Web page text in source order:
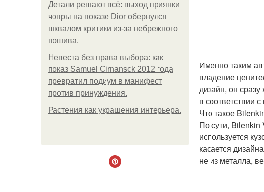
Детали решают всё: выход приянки
чопры на показе Dior обернулся
шквалом критики из-за небрежного
пошива.
Невеста без права выбора: как
показ Samuel Cirnansck 2012 года
превратил подиум в манифест
против принуждения.
Растения как украшения интерьера.
Именно таким
владение
дизайн, он сразу
в соответствии
Что такое
По сути, Bilenkin
используется
касается
не из металла,